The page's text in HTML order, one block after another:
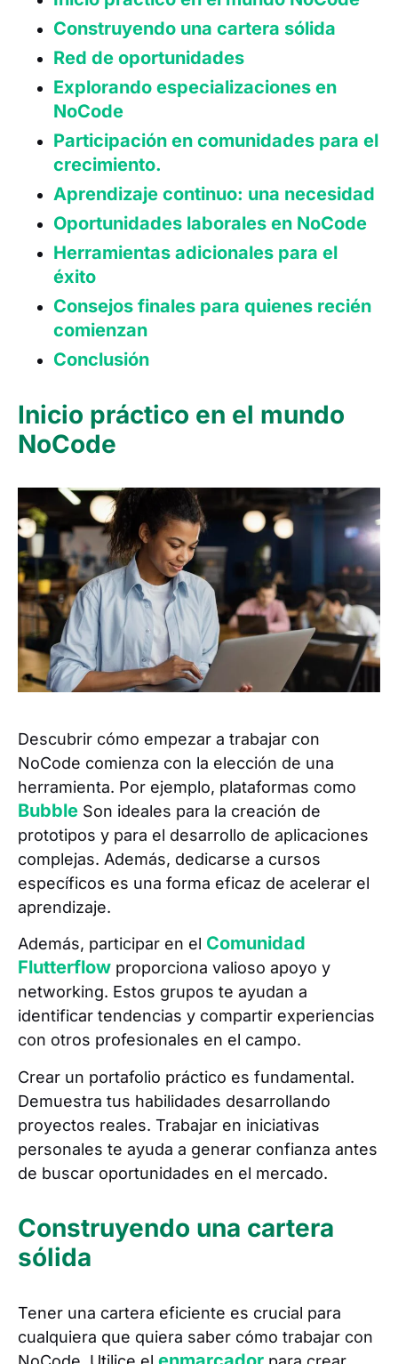
Construyendo una cartera sólida
Red de oportunidades
Explorando especializaciones en
NoCode
Participación en comunidades para el
crecimiento.
Aprendizaje continuo: una necesidad
Oportunidades laborales en NoCode
Herramientas adicionales para el
éxito
Consejos finales para quienes recién
comienzan
Conclusión
Inicio práctico en el mundo
NoCode
Descubrir cómo empezar a trabajar con
NoCode comienza con la elección de una
herramienta. Por ejemplo, plataformas como
Bubble Son ideales para la creación de
prototipos y para el desarrollo de aplicaciones
complejas. Además, dedicarse a cursos
específicos es una forma eficaz de acelerar el
aprendizaje.
Además, participar en el Comunidad
Flutterflow proporciona valioso apoyo y
networking. Estos grupos te ayudan a
identificar tendencias y compartir experiencias
con otros profesionales en el campo.
Crear un portafolio práctico es fundamental.
Demuestra tus habilidades desarrollando
proyectos reales. Trabajar en iniciativas
personales te ayuda a generar confianza antes
de buscar oportunidades en el mercado.
Construyendo una cartera
sólida
Tener una cartera eficiente es crucial para
cualquiera que quiera saber cómo trabajar con